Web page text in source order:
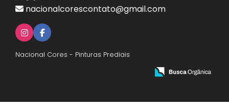
nacionalcorescontato@gmail.com
Nacional Cores - Pinturas Prediais